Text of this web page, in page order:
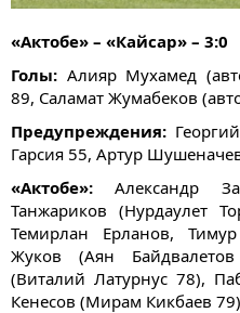
«Актобе» – «Кайсар» – 3:0
Голы: Алияр Мухамед
89, Саламат Жумабеков
Предупреждения:
Гарсия 55, Артур
«Актобе»:Александр
Танжариков (Нурдаулет
Темирлан Ерланов,
Жуков (Аян
(Виталий Латурнус 78),
Кенесов (Мирам Кикбаев